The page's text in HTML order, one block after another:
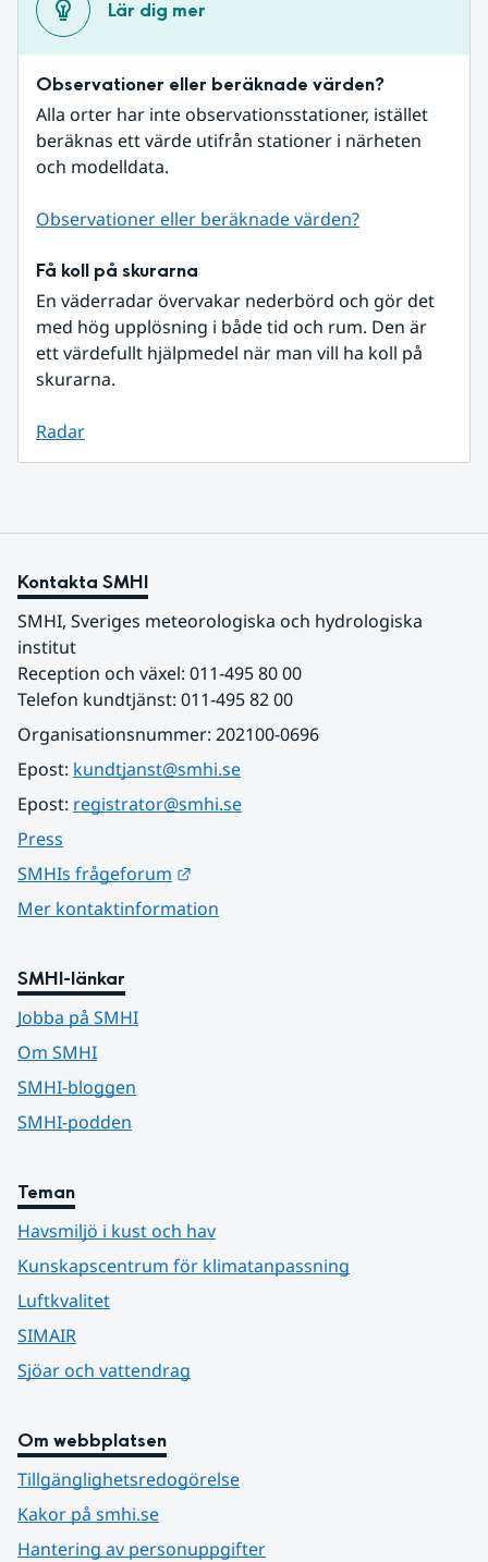
Lär dig mer
Observationer eller beräknade värden?
Alla orter har inte observationsstationer, istället
beräknas ett värde utifrån stationer i närheten
och modelldata.
Observationer eller beräknade värden?
Få koll på skurarna
En väderradar övervakar nederbörd och gör det
med hög upplösning i både tid och rum. Den är
ett värdefullt hjälpmedel när man vill ha koll på
skurarna.
Radar
Kontakta SMHI
SMHI, Sveriges meteorologiska och hydrologiska
institut
Reception och växel: 011-495 80 00
Telefon kundtjänst: 011-495 82 00
Organisationsnummer: 202100-0696
Epost: kundtjanst@smhi.se
Epost: registrator@smhi.se
Press
SMHIs frågeforum
Mer kontaktinformation
SMHI-länkar
Jobba på SMHI
Om SMHI
SMHI-bloggen
SMHI-podden
Teman
Havsmiljö i kust och hav
Kunskapscentrum för klimatanpassning
Luftkvalitet
SIMAIR
Sjöar och vattendrag
Om webbplatsen
Tillgänglighetsredogörelse
Kakor på smhi.se
Hantering av personuppgifter